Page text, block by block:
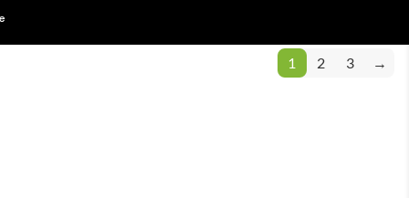
1 2 3 →